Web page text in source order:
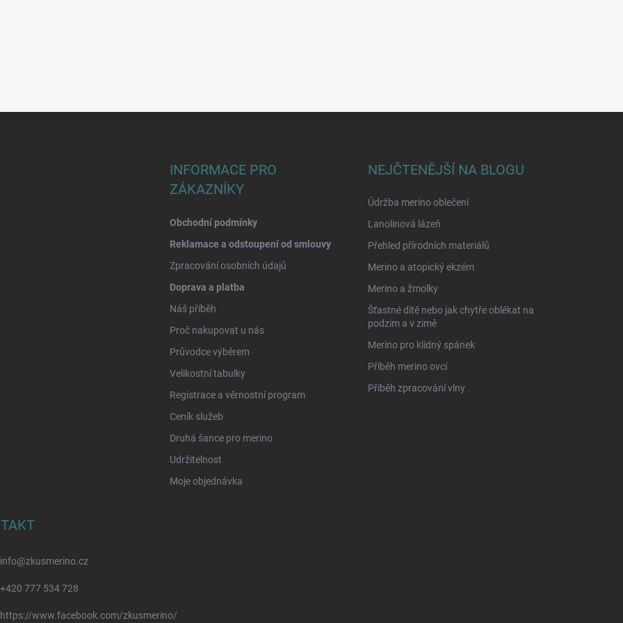
INFORMACE PRO
ZÁKAZNÍKY
Obchodní podmínky
Reklamace a odstoupení od smlouvy
Zpracování osobních údajů
Doprava a platba
Náš příběh
Proč nakupovat u nás
Průvodce výběrem
Velikostní tabulky
Registrace a věrnostní program
Ceník služeb
Druhá šance pro merino
Udržitelnost
Moje objednávka
NEJČTENĚJŠÍ NA BLOGU
Údržba merino oblečení
Lanolinová lázeň
Přehled přírodních materiálů
Merino a atopický ekzém
Merino a žmolky
Šťastné dítě nebo jak chytře oblékat na
podzim a v zimě
Merino pro klidný spánek
Příběh merino ovcí
Příběh zpracování vlny
info@zkusmerino.cz
+420 777 534 728
https://www.facebook.com/zkusmerino/